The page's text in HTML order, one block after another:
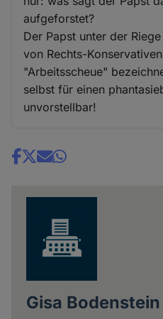
aufgeforstet?
Der Papst unter der
von Rechts-
"Arbeitsscheue"
selbst für einen
unvorstellbar!
Share
Gisa Bodenstein